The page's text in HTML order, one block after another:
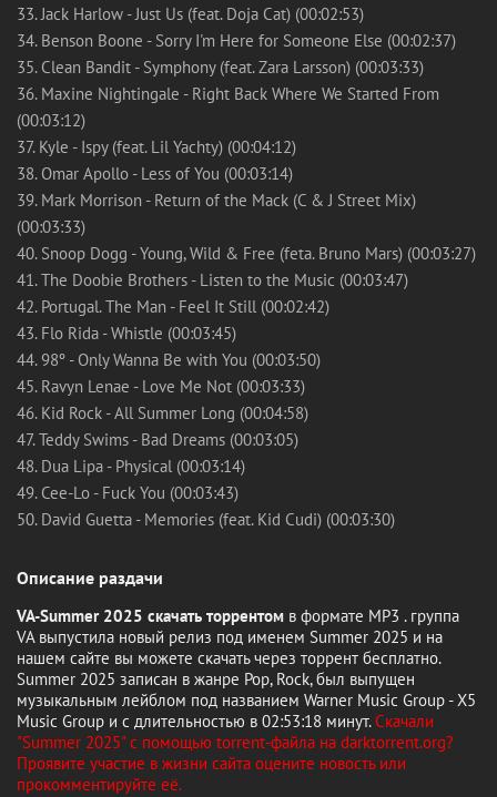
33. Jack Harlow - Just Us (feat. Doja Cat) (00:02:53)
34. Benson Boone - Sorry I'm Here for Someone Else (00:02:37)
35. Clean Bandit - Symphony (feat. Zara Larsson) (00:03:33)
36. Maxine Nightingale - Right Back Where We Started From
(00:03:12)
37. Kyle - Ispy (feat. Lil Yachty) (00:04:12)
38. Omar Apollo - Less of You (00:03:14)
39. Mark Morrison - Return of the Mack (C & J Street Mix)
(00:03:33)
40. Snoop Dogg - Young, Wild & Free (feta. Bruno Mars) (00:03:27)
41. The Doobie Brothers - Listen to the Music (00:03:47)
42. Portugal. The Man - Feel It Still (00:02:42)
43. Flo Rida - Whistle (00:03:45)
44. 98º - Only Wanna Be with You (00:03:50)
45. Ravyn Lenae - Love Me Not (00:03:33)
46. Kid Rock - All Summer Long (00:04:58)
47. Teddy Swims - Bad Dreams (00:03:05)
48. Dua Lipa - Physical (00:03:14)
49. Cee-Lo - Fuck You (00:03:43)
50. David Guetta - Memories (feat. Kid Cudi) (00:03:30)
Описание раздачи
VA-Summer 2025 скачать торрентом в формате MP3 . группа
VA выпустила новый релиз под именем Summer 2025 и на
нашем сайте вы можете скачать через торрент бесплатно.
Summer 2025 записан в жанре Pop, Rock, был выпущен
музыкальным лейблом под названием Warner Music Group - X5
Music Group и с длительностью в 02:53:18 минут.Скачали
"Summer 2025" с помощью torrent-файла на darktorrent.org?
Проявите участие в жизни сайта оцените новость или
прокомментируйте её.